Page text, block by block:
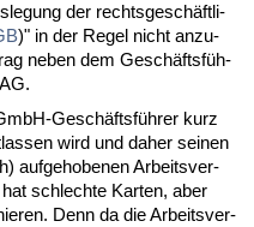
der rechts­ge­schäft­li­
)" in der Re­gel nicht an­zu­
ne­ben dem Ge­schäfts­füh­
Ge­schäfts­füh­rer kurz
wird und da­her sei­nen
auf­ge­ho­be­nen Ar­beits­ver­
schlech­te Kar­ten, aber
Denn da die Ar­beits­ver­